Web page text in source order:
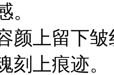
。
颜上留下皱
刻上痕迹。